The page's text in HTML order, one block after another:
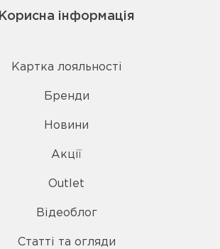
Корисна інформація
Картка лояльності
Бренди
Новини
Акції
Outlet
Відеоблог
Статті та огляди